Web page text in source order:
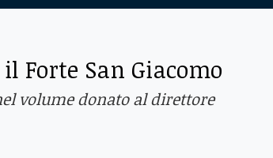
Forte San Giacomo
volume donato al direttore